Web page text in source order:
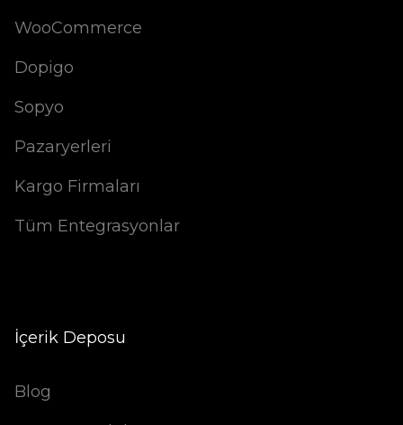
WooCommerce
Dopigo
Sopyo
Pazaryerleri
Kargo Firmaları
Tüm Entegrasyonlar
İçerik Deposu
Blog